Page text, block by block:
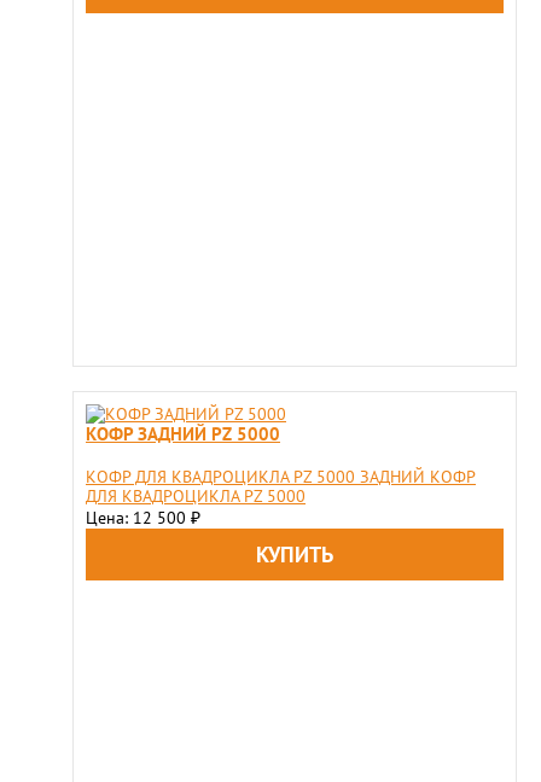
КОФР ЗАДНИЙ PZ 5000
КОФР ДЛЯ КВАДРОЦИКЛА PZ 5000 ЗАДНИЙ КОФР
ДЛЯ КВАДРОЦИКЛА PZ 5000
Цена: 12 500 ₽